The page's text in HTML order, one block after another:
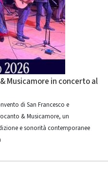
Musicamore in concerto al
di San Francesco e
& Musicamore, un
e sonorità contemporanee